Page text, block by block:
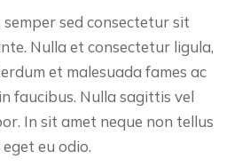
sed consectetur sit
Nulla et consectetur ligula,
et malesuada fames ac
faucibus. Nulla sagittis vel
In sit amet neque non tellus
eu odio.